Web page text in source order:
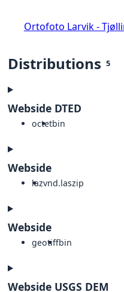
Ortofoto Larvik -
Distributions 5
Webside DTED
octetbin
Webside
lazvnd.laszip
Webside
geotiffbin
Webside USGS DEM